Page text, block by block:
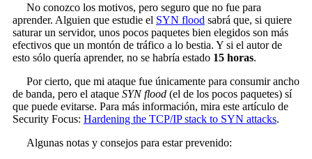
No conozco los motivos, pero seguro que no fue para
aprender. Alguien que estudie el SYN flood sabrá que, si quiere
saturar un servidor, unos pocos paquetes bien elegidos son más
efectivos que un montón de tráfico a lo bestia. Y si el autor de
esto sólo quería aprender, no se habría estado 15 horas.
Por cierto, que mi ataque fue únicamente para consumir ancho
de banda, pero el ataque SYN flood(el de los pocos paquetes) sí
que puede evitarse. Para más información, mira este artículo de
Security Focus: Hardening the TCP/IP stack to SYN attacks.
Algunas notas y consejos para estar prevenido: